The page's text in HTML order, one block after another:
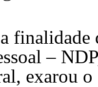
a
–
exarou o